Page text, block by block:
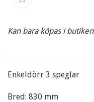
Kan bara köpas i butiken
Enkeldörr 3 speglar
Bred: 830 mm